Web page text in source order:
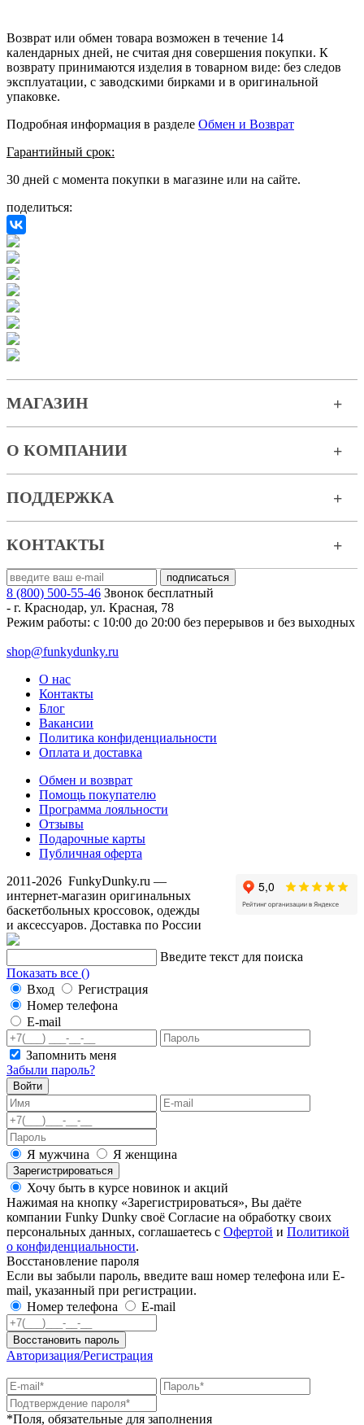
Возврат или обмен товара возможен в течение 14
календарных дней, не считая дня совершения покупки. К
возврату принимаются изделия в товарном виде: без следов
эксплуатации, с заводскими бирками и в оригинальной
упаковке.
Подробная информация в разделе Обмен и Возврат
Гарантийный срок:
30 дней с момента покупки в магазине или на сайте.
поделиться:
МАГАЗИН
О КОМПАНИИ
ПОДДЕРЖКА
КОНТАКТЫ
8 (800) 500-55-46 Звонок бесплатный
- г. Краснодар, ул. Красная, 78
Режим работы: с 10:00 до 20:00 без перерывов и без выходных
shop@funkydunky.ru
О нас
Контакты
Блог
Вакансии
Политика конфиденциальности
Оплата и доставка
Обмен и возврат
Помощь покупателю
Программа лояльности
Отзывы
Подарочные карты
Публичная оферта
2011-2026 FunkyDunky.ru —
интернет-магазин оригинальных
баскетбольных кроссовок, одежды
и аксессуаров. Доставка по России
Введите текст для поиска
Показать все ()
Вход
Регистрация
Номер телефона
E-mail
Запомнить меня
Забыли пароль?
Войти
Я мужчина Я женщина
Зарегистрироваться
Хочу быть в курсе новинок и акций
Нажимая на кнопку «Зарегистрироваться», Вы даёте
компании Funky Dunky своё Согласие на обработку своих
персональных данных, соглашаетесь с Офертой и Политикой
о конфиденциальности.
Восстановление пароля
Если вы забыли пароль, введите ваш номер телефона или E-
mail, указанный при регистрации.
Номер телефона
E-mail
Восстановить пароль
Авторизация/Регистрация
*Поля, обязательные для заполнения